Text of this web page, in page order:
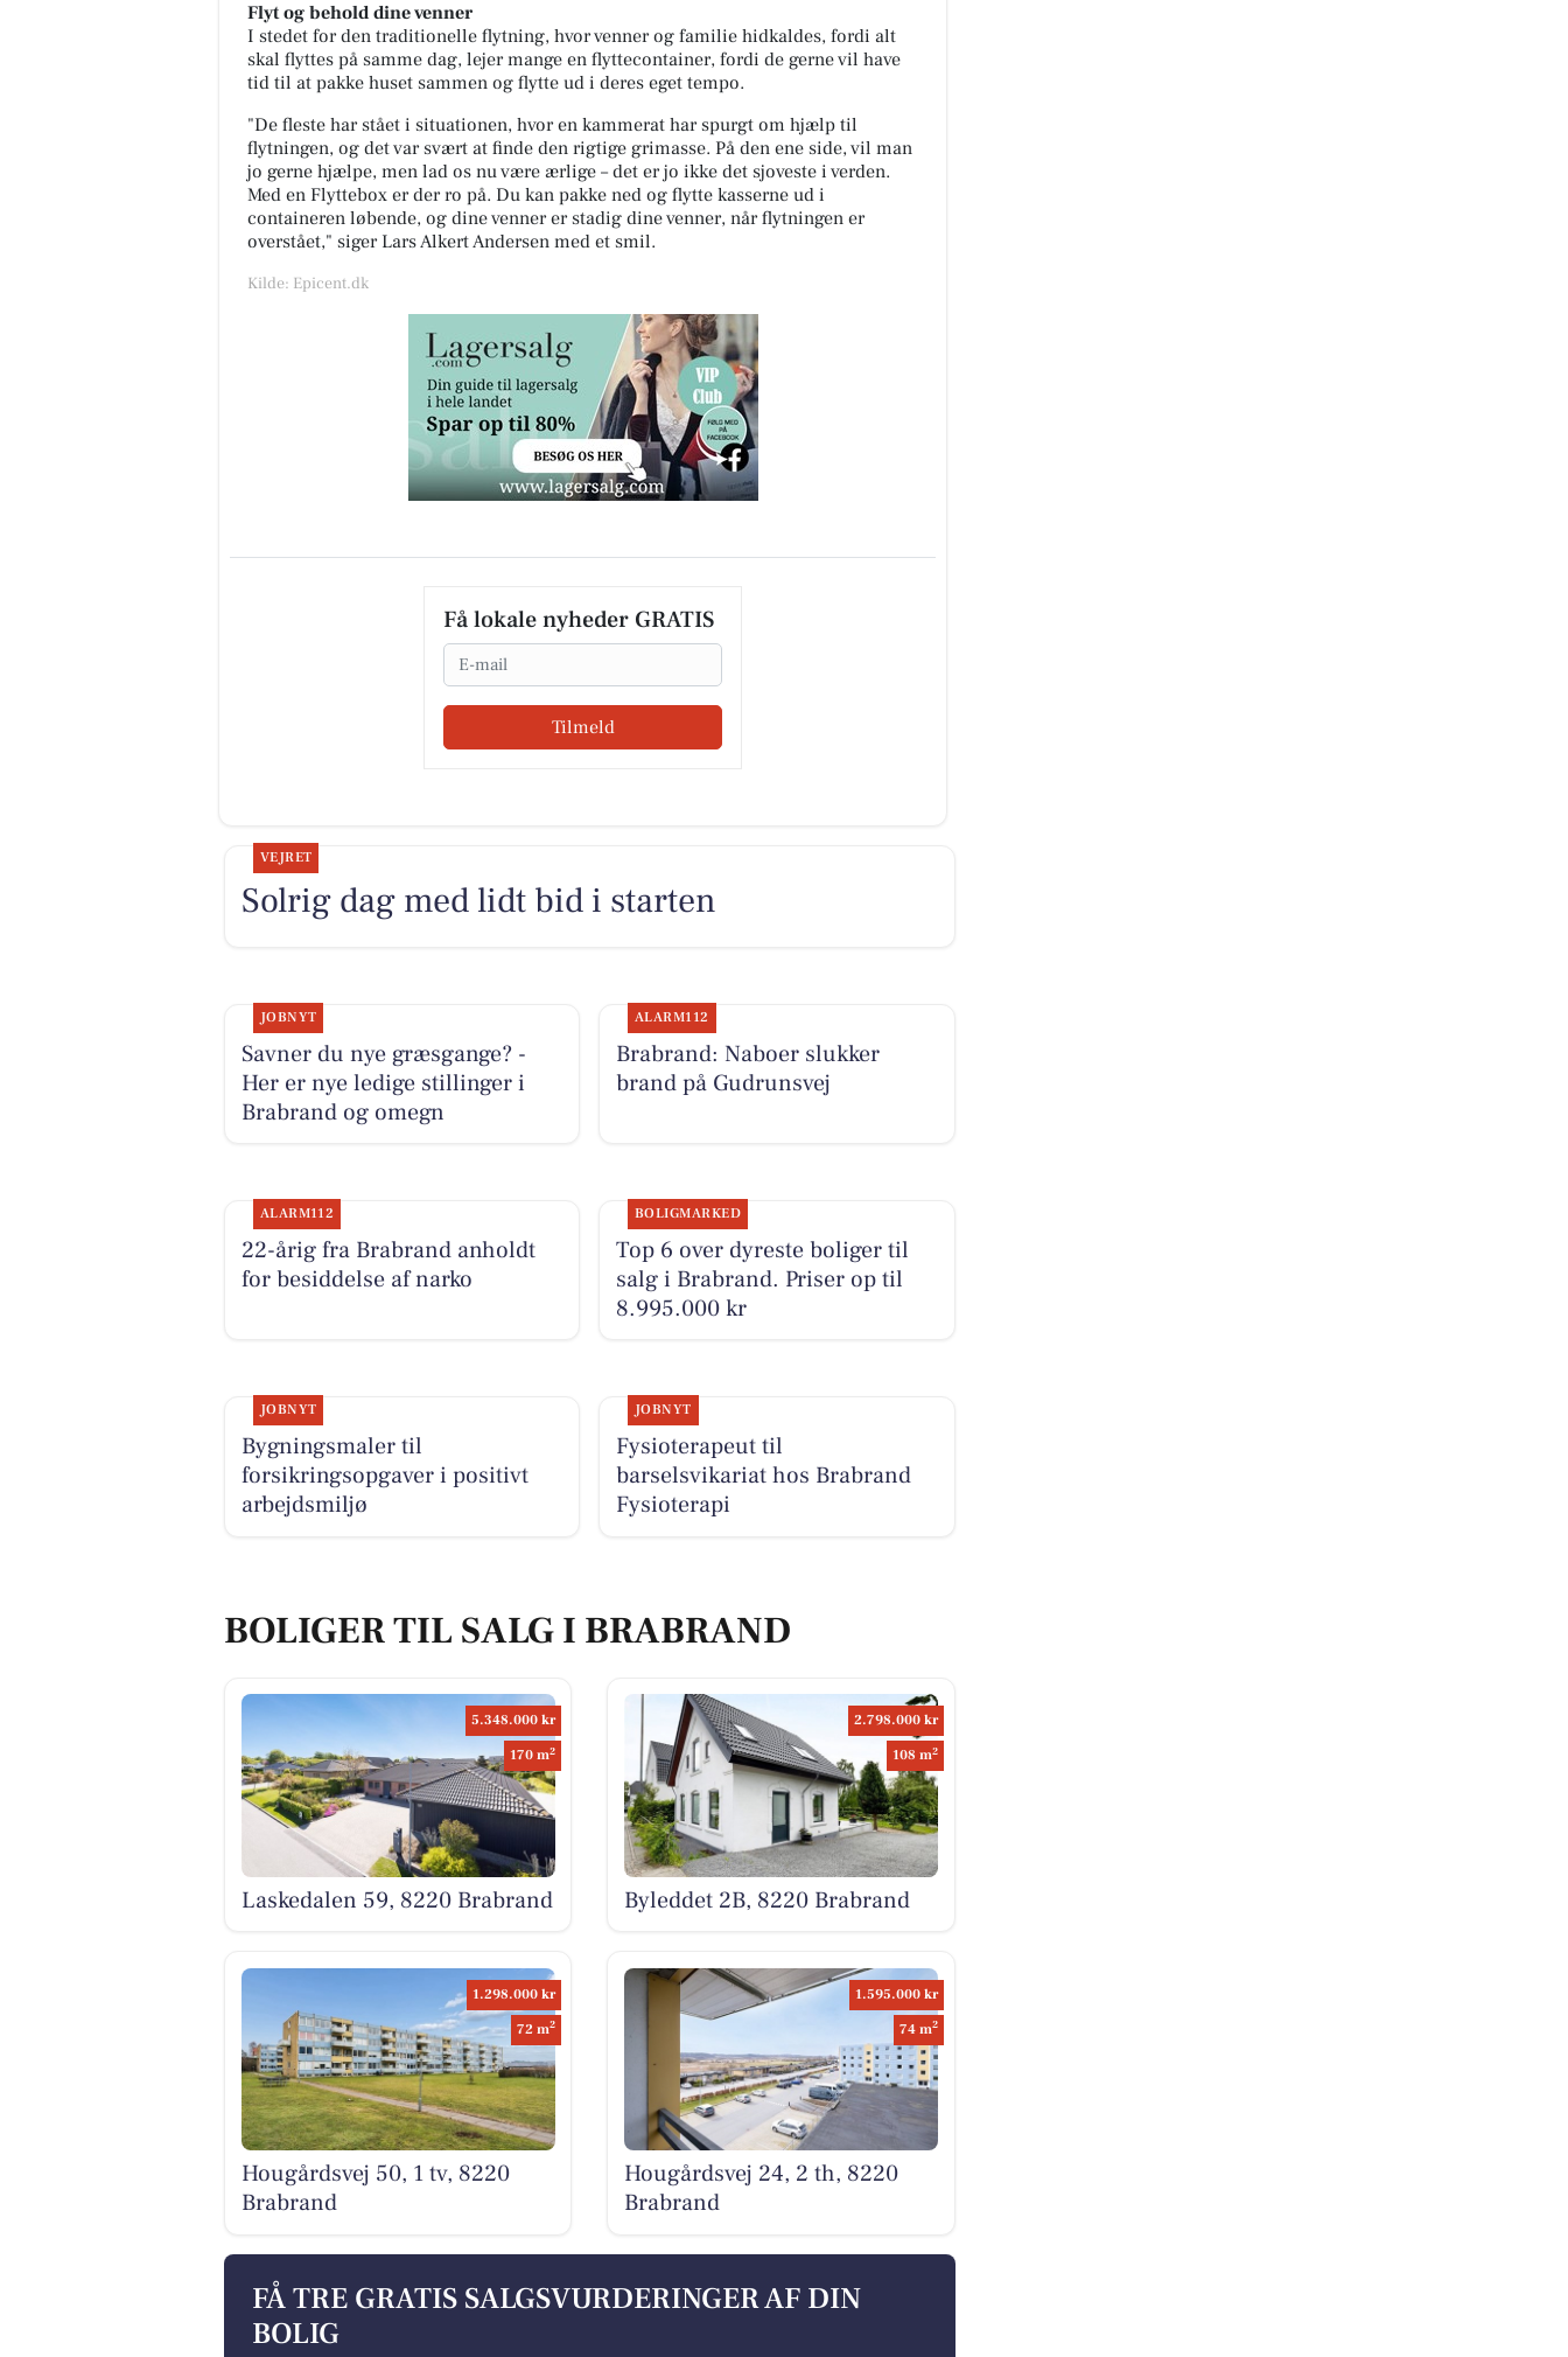
Flyt og behold dine venner
I stedet for den traditionelle flytning, hvor venner og familie hidkaldes, fordi alt
skal flyttes på samme dag, lejer mange en flyttecontainer, fordi de gerne vil have
tid til at pakke huset sammen og flytte ud i deres eget tempo.
"De fleste har stået i situationen, hvor en kammerat har spurgt om hjælp til
flytningen, og det var svært at finde den rigtige grimasse. På den ene side, vil man
jo gerne hjælpe, men lad os nu være ærlige – det er jo ikke det sjoveste i verden.
Med en Flyttebox er der ro på. Du kan pakke ned og flytte kasserne ud i
containeren løbende, og dine venner er stadig dine venner, når flytningen er
overstået," siger Lars Alkert Andersen med et smil.
Kilde: Epicent.dk
Få lokale nyheder GRATIS
Email
Tilmeld
VEJRET
Solrig dag med lidt bid i starten
JOBNYT
Savner du nye græsgange? -
Her er nye ledige stillinger i
Brabrand og omegn
ALARM112
Brabrand: Naboer slukker
brand på Gudrunsvej
ALARM112
22-årig fra Brabrand anholdt
for besiddelse af narko
BOLIGMARKED
Top 6 over dyreste boliger til
salg i Brabrand. Priser op til
8.995.000 kr
JOBNYT
Bygningsmaler til
forsikringsopgaver i positivt
arbejdsmiljø
JOBNYT
Fysioterapeut til
barselsvikariat hos Brabrand
Fysioterapi
BOLIGER TIL SALG I BRABRAND
5.348.000 kr
170 m2
Laskedalen 59, 8220 Brabrand
2.798.000 kr
108 m2
Byleddet 2B, 8220 Brabrand
1.298.000 kr
72 m2
Hougårdsvej 50, 1 tv, 8220
Brabrand
1.595.000 kr
74 m2
Hougårdsvej 24, 2 th, 8220
Brabrand
FÅ TRE GRATIS SALGSVURDERINGER AF DIN
BOLIG